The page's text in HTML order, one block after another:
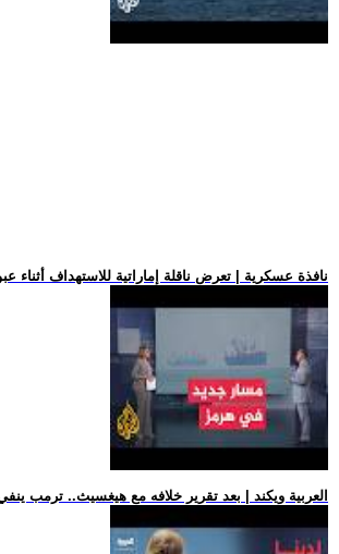
.. نافذة عسكرية | تعرض ناقلة إماراتية للاستهداف أثناء
.. العربية ويكند | بعد تقرير خلافه مع هيغسيث.. ترمب